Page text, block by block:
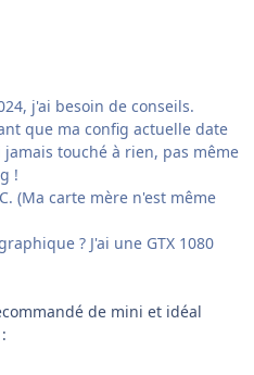
j'ai besoin de conseils.
que ma config actuelle date
jamais touché à rien, pas même
!
(Ma carte mère n'est même
? J'ai une GTX 1080
de mini et idéal
: